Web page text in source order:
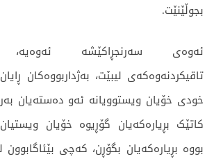
بجوڵێنێت.
ئەوەی سەرنجڕاکێشە ئەوەیە،
تاقیکردنەوەکەی لیبێت، بەژداربووەکان
خودی خۆیان ویستوویانە ئەو دەستەیان
کاتێک بڕیارەکەیان گۆڕیوە خۆیان
بووە بڕیارەکەیان بگۆڕن، کەچی